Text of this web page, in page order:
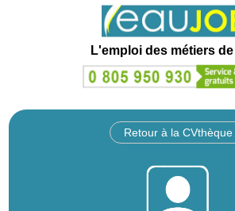
L'emploi des métiers
Retour à la CVthèque